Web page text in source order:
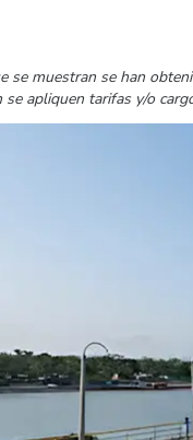
se muestran se han
se apliquen tarifas y/o